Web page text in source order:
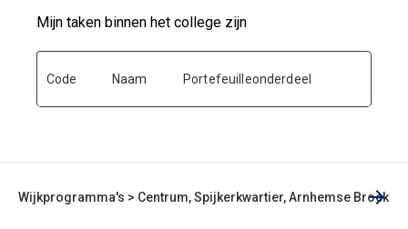
Mijn taken binnen het college zijn
Code Naam Portefeuilleonderdeel
Wijkprogramma's > Centrum, Spijkerkwartier, Arnhemse Broek